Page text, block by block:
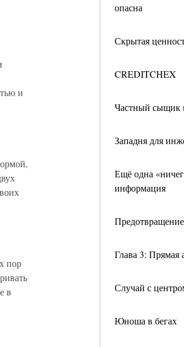
опасна
Скрытая
CREDITCHEX
Частный сыщик
Западня для
Ещё одна
информация
Глава 3: Прямая
Случай с
Юноша в бегах
и
пор
в